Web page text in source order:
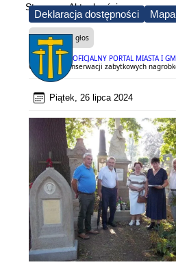
Deklaracja dostępności
OFICJALNY PORTAL MIASTA I
Strona Aktualności
Czytaj na głos
Odbiór po konserwacji zabytkowych
Piątek, 26 lipca 2024